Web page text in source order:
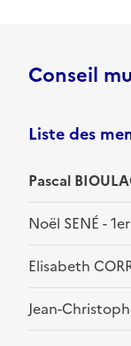
Conseil
Liste des
Pascal
Noël SENÉ -
Elisabeth
Jean-